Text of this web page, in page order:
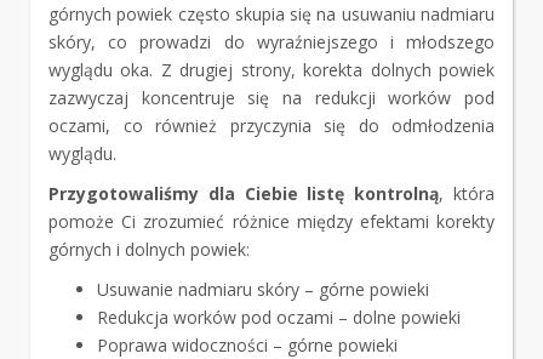
górnych powiek często skupia się na usuwaniu nadmiaru
skóry, co prowadzi do wyraźniejszego i młodszego
wyglądu oka. Z drugiej strony, korekta dolnych powiek
zazwyczaj koncentruje się na redukcji worków pod
oczami, co również przyczynia się do odmłodzenia
wyglądu.
Przygotowaliśmy dla Ciebie listę kontrolną, która
pomoże Ci zrozumieć różnice między efektami korekty
górnych i dolnych powiek:
Usuwanie nadmiaru skóry – górne powieki
Redukcja worków pod oczami – dolne powieki
Poprawa widoczności – górne powieki